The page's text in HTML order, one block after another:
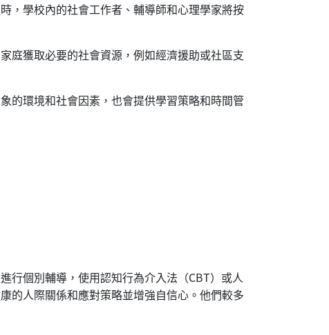
，學校內的社會工作者、輔導師和心理學家將按
庭獲取必要的社會資源，例如經濟援助或社區支
的環境和社會因素，也會提供學習策略和時間管
行個別輔導，使用認知行為介入法（CBT）或人
的人際關係和應對策略並增強自信心。他們較多